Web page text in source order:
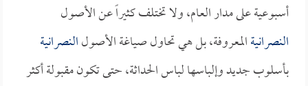
أسبوعية على مدار العام، ولا تختلف كثيراً عن الأصول
النصرانيةالمعروفة، بل هي تحاول صياغة الأصولالنصرانية
بأسلوب جديد وإلباسها لباس الحداثة، حتى تكون مقبولة أكثر